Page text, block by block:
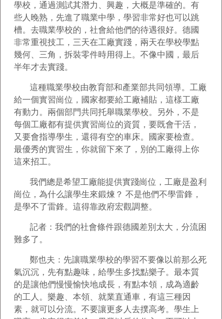
學校，通過測試其潛力、興趣，大概是準確的。有
些人晚熟，先進了職業中學，學習非常好也可以跳
槽。去職業學校的，社會給他們的待遇很好。德國
非常重視技工，三天在工廠實踐，兩天在學校學點
幾何、三角，拆裝零件時用得上。不像中國，最后
半年才去實踐。
這種職業學校由教育部和產業部共同領導。工廠
給一個實習崗位，國家都要給工廠補貼，這樣工廠
有動力。兩個部門共同托舉職業學校。另外，不是
每個工廠都有提供實習崗位的資質，要既會干活，
又要會指導學生，還得有空的車床。國家要檢查。
最優秀的實習生，你就留下來了，別的工廠得上你
這來招工。
我們總是希望工廠能提供實踐崗位，工廠是盈利
崗位，為什么讓學生來鍛煉？ 不是他們不學雷鋒，
是學不了雷鋒。這得靠政府宏觀調整。
記者：我們的社會條件跟德國差別太大，分流困
難多了。
鄭也夫：先讓職業學校的學習不要像以前那么死
氣沉沉，先有點趣味，給學生多找點樂子。最本質
的是讓他們慢慢愉快地成長，有點本領，成為適齡
的工人。樂趣、本領、就業直通車，有這三種因
素，就可以分流。不要讓更多人去撲高考。學生上